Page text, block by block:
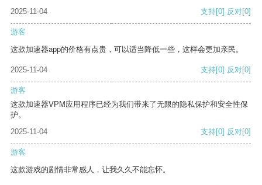
2025-11-04 支持[0] 反对[0]
游客
这款加速器app的价格有点贵，可以适当降低一些，这样会更加亲民。
2025-11-04 支持[0] 反对[0]
游客
这款加速器VPM应用程序已经为我们带来了无限的隐私保护和安全性保
护。
2025-11-04
支持[0] 反对[0]
游客
这款游戏的剧情非常感人，让我久久不能忘怀。